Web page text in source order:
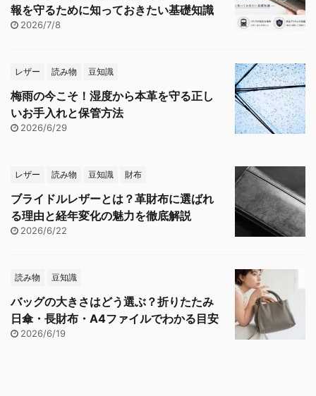
報を守るために知っておきたい基礎知識
2026/7/8
レザー 読み物 豆知識
梅雨の今こそ！湿度から本革を守る正し
いお手入れと保管方法
2026/6/29
レザー 読み物 豆知識 財布
ブライドルレザーとは？革財布に選ばれ
る理由と経年変化の魅力を徹底解説
2026/6/22
読み物 豆知識
バッグの大きさはどう選ぶ？折りたたみ
日傘・長財布・A4ファイルでわかる目安
2026/6/19